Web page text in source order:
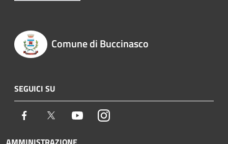
Comune di Buccinasco
SEGUICI SU
Facebook Twitter YoutubeInstagram